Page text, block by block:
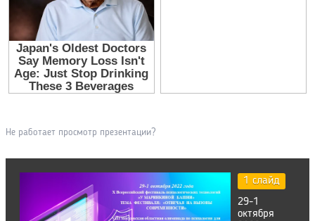
Не работает просмотр презентации?
1 слайд
29-1
октября